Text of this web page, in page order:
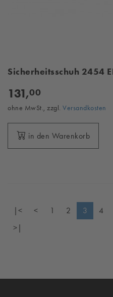
Sicherheitsschuh 2454
131,00
ohne MwSt., zzgl. Versandkosten
in den Warenkorb
|< < 1 2 3 4
>|